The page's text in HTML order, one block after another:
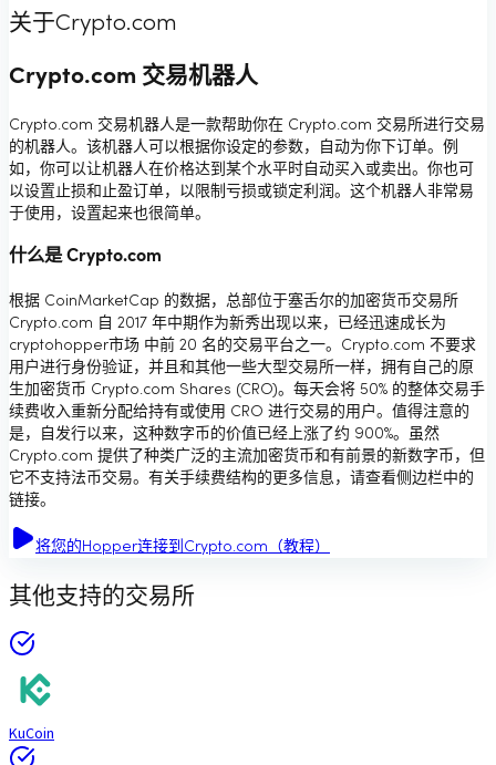
关于Crypto.com
Crypto.com 交易机器人
Crypto.com 交易机器人是一款帮助你在 Crypto.com 交易所进行交易
的机器人。该机器人可以根据你设定的参数，自动为你下订单。例
如，你可以让机器人在价格达到某个水平时自动买入或卖出。你也可
以设置止损和止盈订单，以限制亏损或锁定利润。这个机器人非常易
于使用，设置起来也很简单。
什么是 Crypto.com
根据 CoinMarketCap 的数据，总部位于塞舌尔的加密货币交易所
Crypto.com 自 2017 年中期作为新秀出现以来，已经迅速成长为
cryptohopper市场 中前 20 名的交易平台之一。Crypto.com 不要求
用户进行身份验证，并且和其他一些大型交易所一样，拥有自己的原
生加密货币 Crypto.com Shares (CRO)。每天会将 50% 的整体交易手
续费收入重新分配给持有或使用 CRO 进行交易的用户。值得注意的
是，自发行以来，这种数字币的价值已经上涨了约 900%。虽然
Crypto.com 提供了种类广泛的主流加密货币和有前景的新数字币，但
它不支持法币交易。有关手续费结构的更多信息，请查看侧边栏中的
链接。
将您的Hopper连接到Crypto.com（教程）
其他支持的交易所
KuCoin